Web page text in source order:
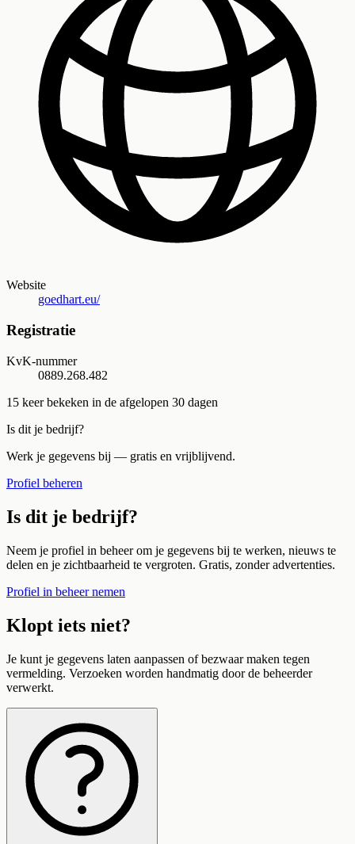
Website
goedhart.eu/
Registratie
KvK-nummer
0889.268.482
15 keer bekeken in de afgelopen 30 dagen
Is dit je bedrijf?
Werk je gegevens bij — gratis en vrijblijvend.
Profiel beheren
Is dit je bedrijf?
Neem je profiel in beheer om je gegevens bij te werken, nieuws te
delen en je zichtbaarheid te vergroten. Gratis, zonder advertenties.
Profiel in beheer nemen
Klopt iets niet?
Je kunt je gegevens laten aanpassen of bezwaar maken tegen
vermelding. Verzoeken worden handmatig door de beheerder
verwerkt.